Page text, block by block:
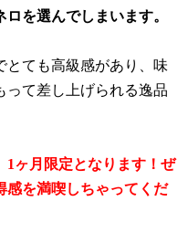
を選んでしまいます。
とても高級感があり、味
って差し上げられる逸品
1ヶ月限定となります！ぜ
感を満喫しちゃってくだ